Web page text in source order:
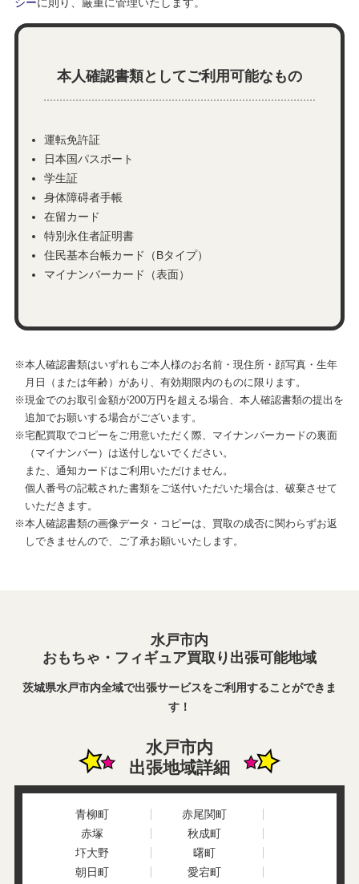
本人確認書類としてご利用可能なもの
運転免許証
日本国パスポート
学生証
身体障碍者手帳
在留カード
特別永住者証明書
住民基本台帳カード（Bタイプ）
マイナンバーカード（表面）
※本人確認書類はいずれもご本人様のお名前・現住所・顔写真・生年
月日（または年齢）があり、有効期限内のものに限ります。
※現金でのお取引金額が200万円を超える場合、本人確認書類の提出を
追加でお願いする場合がございます。
※宅配買取でコピーをご用意いただく際、マイナンバーカードの裏面
（マイナンバー）は送付しないでください。
また、通知カードはご利用いただけません。
個人番号の記載された書類をご送付いただいた場合は、破棄させて
いただきます。
※本人確認書類の画像データ・コピーは、買取の成否に関わらずお返
しできませんので、ご了承お願いいたします。
水戸市内
おもちゃ・フィギュア買取り出張可能地域
茨城県水戸市内全域で出張サービスをご利用することができま
す！
水戸市内
出張地域詳細
青柳町
赤尾関町
赤塚
秋成町
圷大野
曙町
朝日町
愛宕町